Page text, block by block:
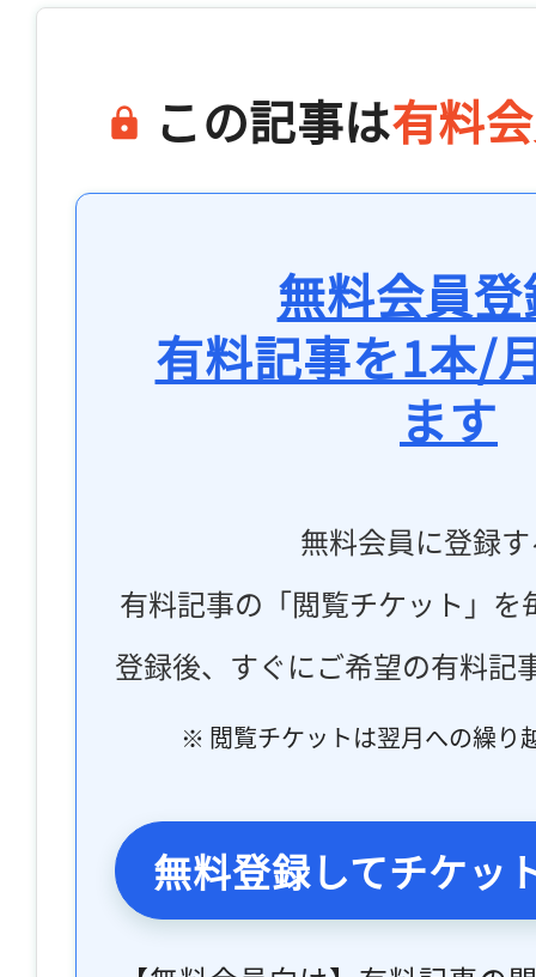
この記事は有料
無料会員
有料記事を1本/
ます
無料会員に登録
有料記事の「閲覧チケット」
登録後、すぐにご希望の有料記
※ 閲覧チケットは翌月への繰り
無料登録してチケッ